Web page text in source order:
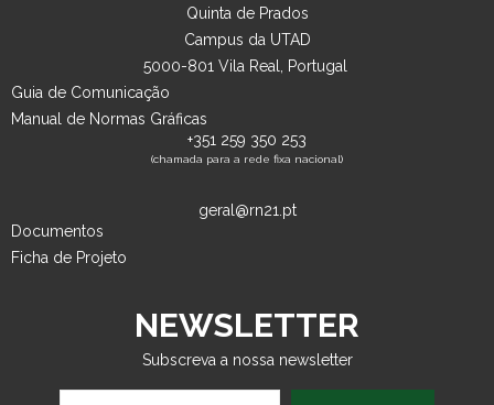
Quinta de Prados
Campus da UTAD
5000-801 Vila Real, Portugal
Guia de Comunicação
Manual de Normas Gráficas
+351 259 350 253
(chamada para a rede fixa nacional)
geral@rn21.pt
Documentos
Ficha de Projeto
NEWSLETTER
Subscreva a nossa newsletter